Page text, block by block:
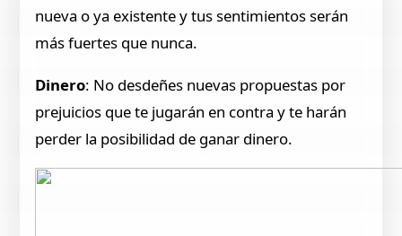
nueva o ya existente y tus sentimientos serán
más fuertes que nunca.
Dinero: No desdeñes nuevas propuestas por
prejuicios que te jugarán en contra y te harán
perder la posibilidad de ganar dinero.